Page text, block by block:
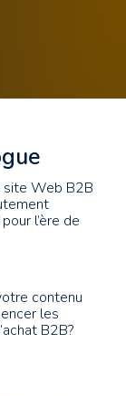
Web B2B
l’ère de
contenu
les
B2B?